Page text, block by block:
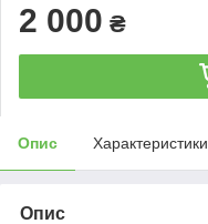
2 000 ₴
Опис Характеристики
Опис